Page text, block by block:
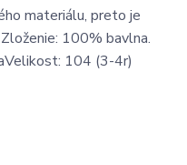
materiálu, preto je
100% bavlna.
104 (3-4r)